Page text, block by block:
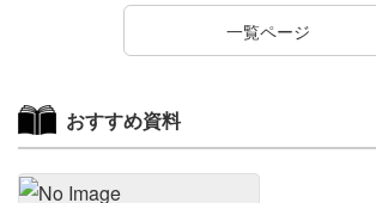
一覧ページ
おすすめ資料